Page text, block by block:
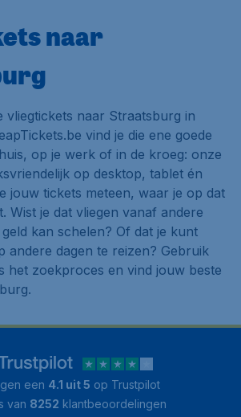
naar
vliegtickets naar Straatsburg in
vind je die ene goede
op je werk of in de kroeg: onze
op desktop, tablet én
jouw tickets meteen, waar je op dat
Wist je dat vliegen vanaf andere
kan schelen? Of dat je kunt
andere dagen te reizen? Gebruik
het zoekproces en vind jouw beste
een 4.1 uit 5 op Trustpilot
van 8252 klantbeoordelingen